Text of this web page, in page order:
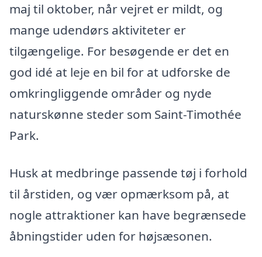
maj til oktober, når vejret er mildt, og
mange udendørs aktiviteter er
tilgængelige. For besøgende er det en
god idé at leje en bil for at udforske de
omkringliggende områder og nyde
naturskønne steder som Saint-Timothée
Park.
Husk at medbringe passende tøj i forhold
til årstiden, og vær opmærksom på, at
nogle attraktioner kan have begrænsede
åbningstider uden for højsæsonen.